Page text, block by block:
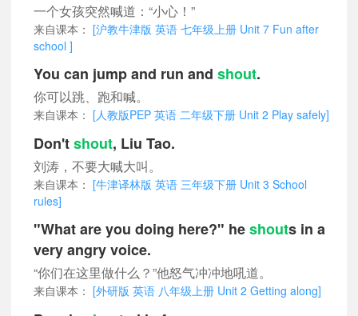
一个女孩突然喊道：“小心！”
来自课本： [沪教牛津版 英语 七年级上册 Unit 7 Fun after
school ]
You can jump and run and shout.
你可以跳、跑和喊。
来自课本： [人教版PEP 英语 二年级下册 Unit 2 Play safely]
Don'tshout, Liu Tao.
刘涛，不要大喊大叫。
来自课本： [牛津译林版 英语 三年级下册 Unit 3 School
rules]
"What are you doing here?" heshouts in a
very angry voice.
“你们在这里做什么？”他怒气冲冲地吼道。
来自课本： [外研版 英语 八年级上册 Unit 2 Getting along]